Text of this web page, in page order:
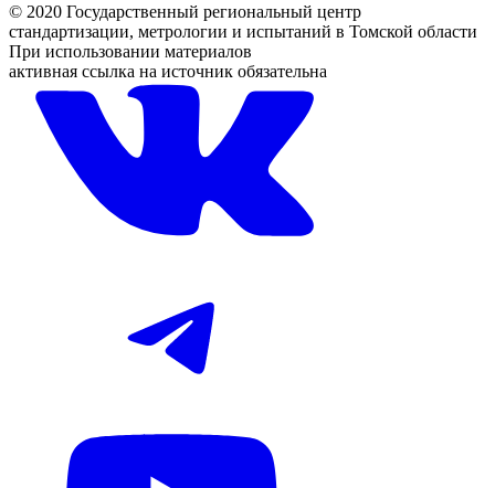
© 2020 Государственный региональный центр
стандартизации, метрологии и испытаний в Томской области
При использовании материалов
активная ссылка на источник обязательна